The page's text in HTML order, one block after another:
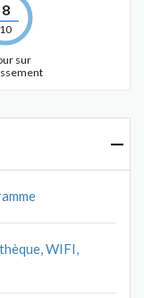
8
10
sur
WIFI,